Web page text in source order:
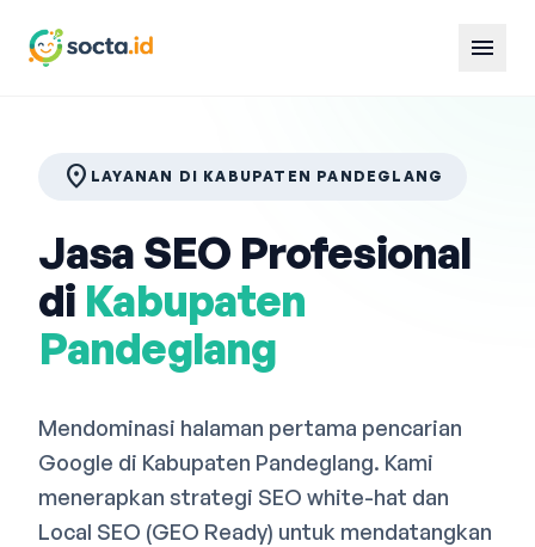
menu
location_on LAYANAN DI KABUPATEN PANDEGLANG
Jasa SEO Profesional
di Kabupaten
Pandeglang
Mendominasi halaman pertama pencarian
Google di Kabupaten Pandeglang. Kami
menerapkan strategi SEO white-hat dan
Local SEO (GEO Ready) untuk mendatangkan